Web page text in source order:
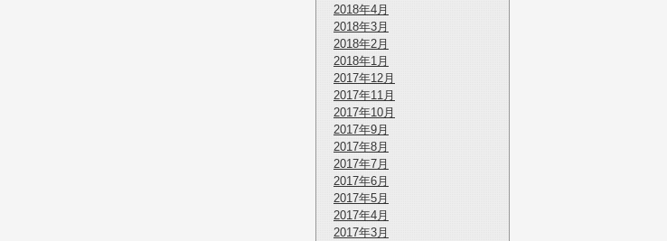
2018年4月
2018年3月
2018年2月
2018年1月
2017年12月
2017年11月
2017年10月
2017年9月
2017年8月
2017年7月
2017年6月
2017年5月
2017年4月
2017年3月